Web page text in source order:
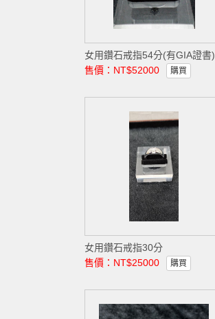
女用鑽石戒指54分(有GIA證書)
售價：NT$52000
購買
女用鑽石戒指30分
售價：NT$25000
購買